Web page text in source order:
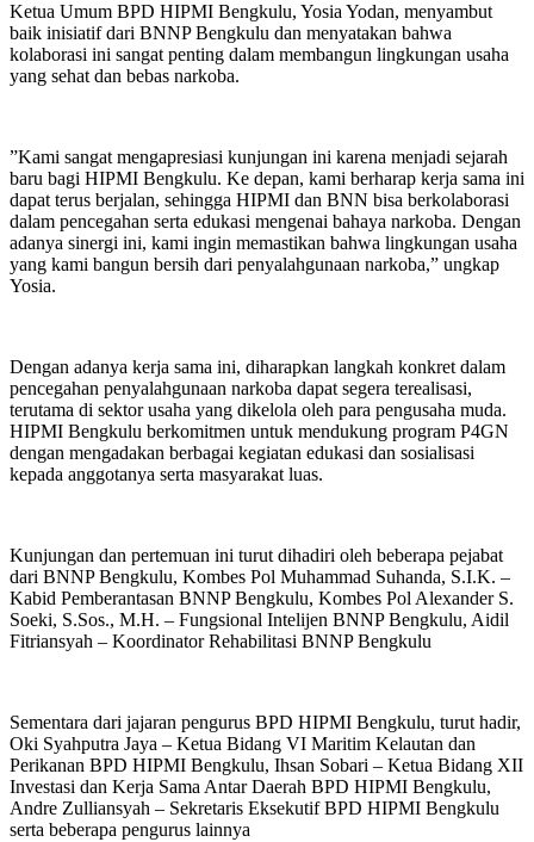
‎Ketua Umum BPD HIPMI Bengkulu, Yosia Yodan, menyambut
baik inisiatif dari BNNP Bengkulu dan menyatakan bahwa
kolaborasi ini sangat penting dalam membangun lingkungan usaha
yang sehat dan bebas narkoba.
‎”Kami sangat mengapresiasi kunjungan ini karena menjadi sejarah
baru bagi HIPMI Bengkulu. Ke depan, kami berharap kerja sama ini
dapat terus berjalan, sehingga HIPMI dan BNN bisa berkolaborasi
dalam pencegahan serta edukasi mengenai bahaya narkoba. Dengan
adanya sinergi ini, kami ingin memastikan bahwa lingkungan usaha
yang kami bangun bersih dari penyalahgunaan narkoba,” ungkap
Yosia.
‎Dengan adanya kerja sama ini, diharapkan langkah konkret dalam
pencegahan penyalahgunaan narkoba dapat segera terealisasi,
terutama di sektor usaha yang dikelola oleh para pengusaha muda.
HIPMI Bengkulu berkomitmen untuk mendukung program P4GN
dengan mengadakan berbagai kegiatan edukasi dan sosialisasi
kepada anggotanya serta masyarakat luas.
‎Kunjungan dan pertemuan ini turut dihadiri oleh beberapa pejabat
dari BNNP Bengkulu, Kombes Pol Muhammad Suhanda, S.I.K. –
Kabid Pemberantasan BNNP Bengkulu, Kombes Pol Alexander S.
Soeki, S.Sos., M.H. – Fungsional Intelijen BNNP Bengkulu, Aidil
Fitriansyah – Koordinator Rehabilitasi BNNP Bengkulu
‎Sementara dari jajaran pengurus BPD HIPMI Bengkulu, turut hadir,
Oki Syahputra Jaya – Ketua Bidang VI Maritim Kelautan dan
Perikanan BPD HIPMI Bengkulu, Ihsan Sobari – Ketua Bidang XII
Investasi dan Kerja Sama Antar Daerah BPD HIPMI Bengkulu,
Andre Zulliansyah – Sekretaris Eksekutif BPD HIPMI Bengkulu
serta beberapa pengurus lainnya